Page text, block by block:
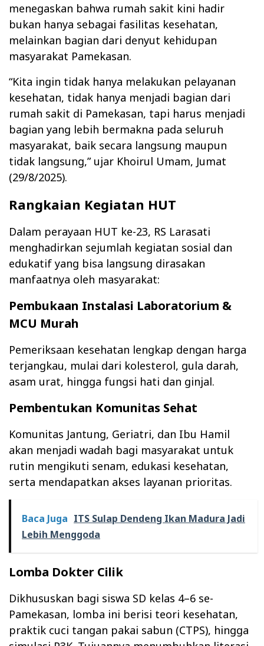
menegaskan bahwa rumah sakit kini hadir
bukan hanya sebagai fasilitas kesehatan,
melainkan bagian dari denyut kehidupan
masyarakat Pamekasan.
“Kita ingin tidak hanya melakukan pelayanan
kesehatan, tidak hanya menjadi bagian dari
rumah sakit di Pamekasan, tapi harus menjadi
bagian yang lebih bermakna pada seluruh
masyarakat, baik secara langsung maupun
tidak langsung,” ujar Khoirul Umam, Jumat
(29/8/2025).
Rangkaian Kegiatan HUT
Dalam perayaan HUT ke-23, RS Larasati
menghadirkan sejumlah kegiatan sosial dan
edukatif yang bisa langsung dirasakan
manfaatnya oleh masyarakat:
Pembukaan Instalasi Laboratorium &
MCU Murah
Pemeriksaan kesehatan lengkap dengan harga
terjangkau, mulai dari kolesterol, gula darah,
asam urat, hingga fungsi hati dan ginjal.
Pembentukan Komunitas Sehat
Komunitas Jantung, Geriatri, dan Ibu Hamil
akan menjadi wadah bagi masyarakat untuk
rutin mengikuti senam, edukasi kesehatan,
serta mendapatkan akses layanan prioritas.
Baca Juga ITS Sulap Dendeng Ikan Madura Jadi
Lebih Menggoda
Lomba Dokter Cilik
Dikhususkan bagi siswa SD kelas 4–6 se-
Pamekasan, lomba ini berisi teori kesehatan,
praktik cuci tangan pakai sabun (CTPS), hingga